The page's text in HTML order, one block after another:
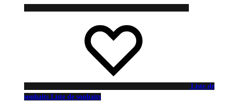
Liste de
souhaits Liste de souhaits